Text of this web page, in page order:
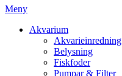
Meny
Akvarium
Akvarieinredning
Belysning
Fiskfoder
Pumpar & Filter